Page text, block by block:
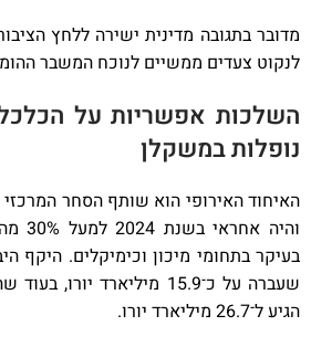
מדובר בתגובה מדינית ישירה ללחץ
לנקוט צעדים ממשיים לנוכח המשבר
השלכות אפשריות על
נופלות במשקלן
האיחוד האירופי הוא שותף הסחר
והיה
בעיקר בתחומי מיכון וכימיקלים. היקף
שעברה על כ־15.9 מיליארד
הגיע ל־26.7 מיליארד יורו.